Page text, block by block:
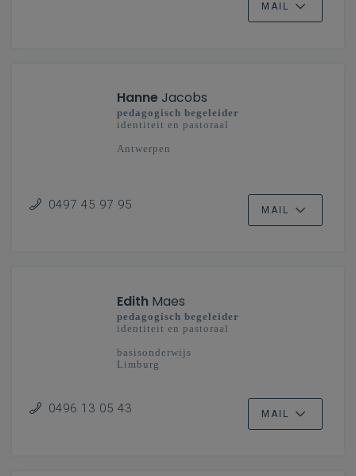
MAIL
Hanne Jacobs
pedagogisch begeleider
identiteit en pastoraal
Antwerpen
0497 45 97 95 MAIL
Edith Maes
pedagogisch begeleider
identiteit en pastoraal
basisonderwijs
Limburg
0496 13 05 43 MAIL